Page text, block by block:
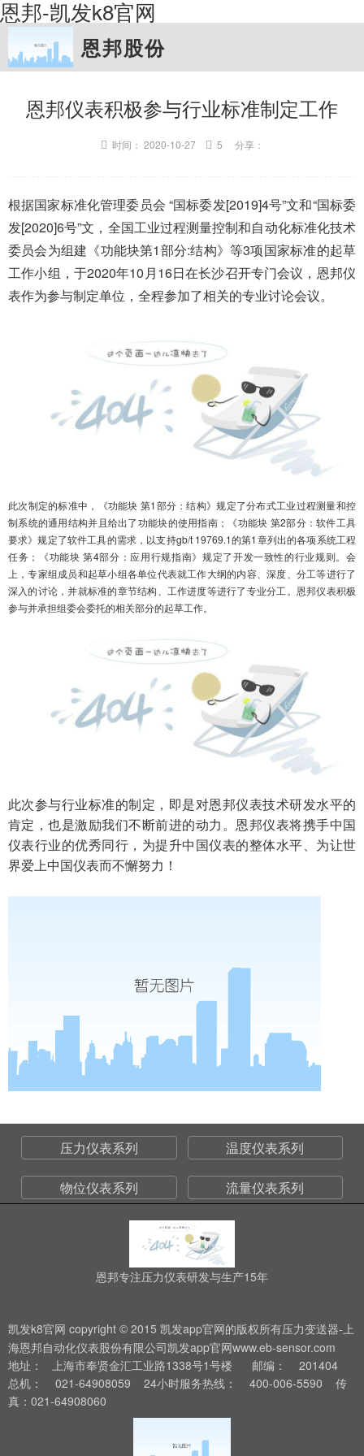
恩邦-凯发k8官网
恩邦股份
恩邦仪表积极参与行业标准制定工作
时间： 2020-10-27 5 分享：
根据国家标准化管理委员会 “国标委发[2019]4号”文和“国标委
发[2020]6号”文，全国工业过程测量控制和自动化标准化技术
委员会为组建《功能块第1部分:结构》等3项国家标准的起草
工作小组，于2020年10月16日在长沙召开专门会议，恩邦仪
表作为参与制定单位，全程参加了相关的专业讨论会议。
此次制定的标准中，《功能块 第1部分：结构》规定了分布式工业过程测量和控
制系统的通用结构并且给出了功能块的使用指南；《功能块 第2部分：软件工具
要求》规定了软件工具的需求，以支持gb/t 19769.1的第1章列出的各项系统工程
任务；《功能块 第4部分：应用行规指南》规定了开发一致性的行业规则。会
上，专家组成员和起草小组各单位代表就工作大纲的内容、深度、分工等进行了
深入的讨论，并就标准的章节结构、工作进度等进行了专业分工。恩邦仪表积极
参与并承担组委会委托的相关部分的起草工作。
此次参与行业标准的制定，即是对恩邦仪表技术研发水平的
肯定，也是激励我们不断前进的动力。恩邦仪表将携手中国
仪表行业的优秀同行，为提升中国仪表的整体水平、为让世
界爱上中国仪表而不懈努力！
压力仪表系列 温度仪表系列
物位仪表系列 流量仪表系列
恩邦专注压力仪表研发与生产15年
凯发k8官网 copyright © 2015 凯发app官网的版权所有压力变送器-上
海恩邦自动化仪表股份有限公司凯发app官网www.eb-sensor.com
地址： 上海市奉贤金汇工业路1338号1号楼 邮编： 201404
总机： 021-64908059 24小时服务热线： 400-006-5590 传
真：021-64908060